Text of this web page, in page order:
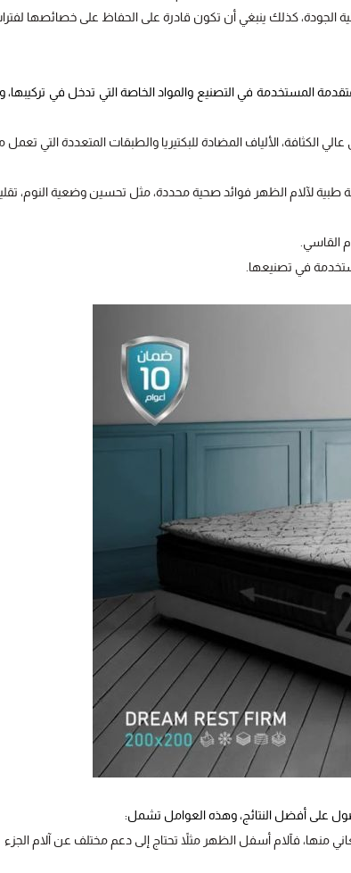
الجودة، كذلك ينبغي أن تكون قادرة على الحفاظ على خصائصها
المستخدمة في التصنيع والمواد الخاصة التي تدخل في تركيبها،
الكثافة، الألياف المضادة للبكتيريا والطبقات المتعددة التي تعمل
طبية لآلام الظهر فوائد صحية محددة، مثل تحسين وضعية النوم،
القاسي.
في تصنيعها.
على أفضل النتائج، وهذه العوامل تشمل:
منها، فآلام أسفل الظهر مثلاً تحتاج إلى دعم مختلف عن آلام الجزء